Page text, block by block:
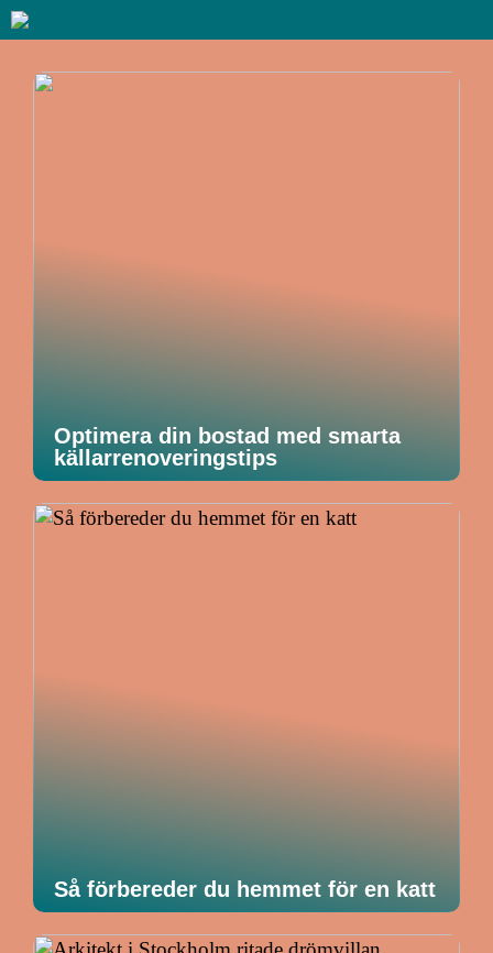
Optimera din bostad med smarta
källarrenoveringstips
Så förbereder du hemmet för en katt